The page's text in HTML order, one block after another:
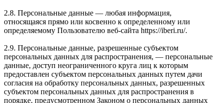
2.8. Персональные данные — любая информация,
относящаяся прямо или косвенно к определенному или
определяемому Пользователю веб-сайта https://iberi.ru/.
2.9. Персональные данные, разрешенные субъектом
персональных данных для распространения, — персональные
данные, доступ неограниченного круга лиц к которым
предоставлен субъектом персональных данных путем дачи
согласия на обработку персональных данных, разрешенных
субъектом персональных данных для распространения в
порядке, предусмотренном Законом о персональных данных